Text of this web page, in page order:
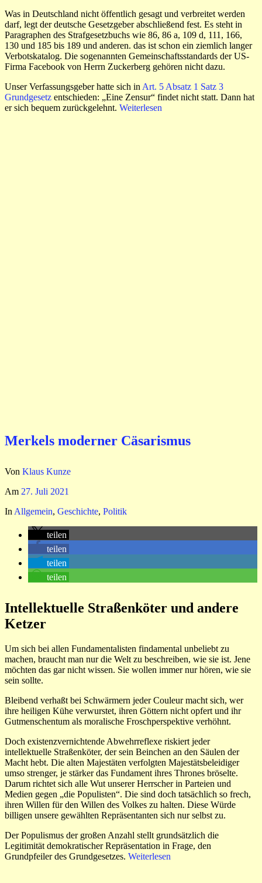
Was in Deutschland nicht öffentlich gesagt und verbreitet werden
darf, legt der deutsche Gesetzgeber abschließend fest. Es steht in
Paragraphen des Strafgesetzbuchs wie 86, 86 a, 109 d, 111, 166,
130 und 185 bis 189 und anderen. das ist schon ein ziemlich langer
Verbotskatalog. Die sogenannten Gemeinschaftsstandards der US-
Firma Facebook von Herrn Zuckerberg gehören nicht dazu.
Unser Verfassungsgeber hatte sich in Art. 5 Absatz 1 Satz 3
Grundgesetz entschieden: „Eine Zensur“ findet nicht statt. Dann hat
er sich bequem zurückgelehnt. Weiterlesen
Merkels moderner Cäsarismus
Von Klaus Kunze
Am 27. Juli 2021
In Allgemein, Geschichte, Politik
teilen
teilen
teilen
teilen
Intellektuelle Straßenköter und andere
Ketzer
Um sich bei allen Fundamentalisten findamental unbeliebt zu
machen, braucht man nur die Welt zu beschreiben, wie sie ist. Jene
möchten das gar nicht wissen. Sie wollen immer nur hören, wie sie
sein sollte.
Bleibend verhaßt bei Schwärmern jeder Couleur macht sich, wer
ihre heiligen Kühe verwurstet, ihren Göttern nicht opfert und ihr
Gutmenschentum als moralische Froschperspektive verhöhnt.
Doch existenzvernichtende Abwehrreflexe riskiert jeder
intellektuelle Straßenköter, der sein Beinchen an den Säulen der
Macht hebt. Die alten Majestäten verfolgten Majestätsbeleidiger
umso strenger, je stärker das Fundament ihres Thrones bröselte.
Darum richtet sich alle Wut unserer Herrscher in Parteien und
Medien gegen „die Populisten“. Die sind doch tatsächlich so frech,
ihren Willen für den Willen des Volkes zu halten. Diese Würde
billigen unsere gewählten Repräsentanten sich nur selbst zu.
Der Populismus der großen Anzahl stellt grundsätzlich die
Legitimität demokratischer Repräsentation in Frage, den
Grundpfeiler des Grundgesetzes. Weiterlesen